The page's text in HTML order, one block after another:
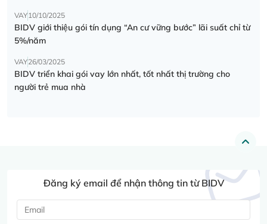
VAY10/10/2025
BIDV giới thiệu gói tín dụng “An cư vững bước” lãi suất chỉ từ
5%/năm
VAY26/03/2025
BIDV triển khai gói vay lớn nhất, tốt nhất thị trường cho
người trẻ mua nhà
Đăng ký email để nhận thông tin từ BIDV